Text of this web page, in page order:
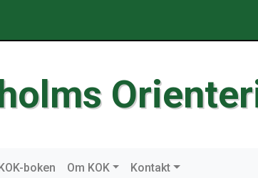
boken Om KOK Kontakt